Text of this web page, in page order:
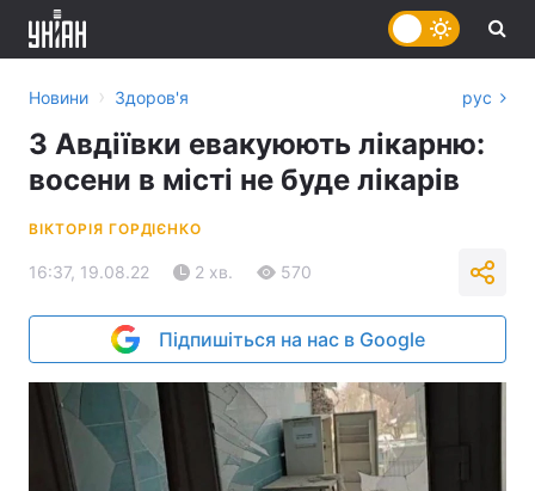
Новини › Здоров'я рус
З Авдіївки евакуюють лікарню:
восени в місті не буде лікарів
ВІКТОРІЯ ГОРДІЄНКО
16:37, 19.08.22 2 хв. 570
Підпишіться на нас в Google